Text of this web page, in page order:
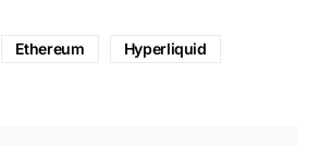
Ethereum Hyperliquid